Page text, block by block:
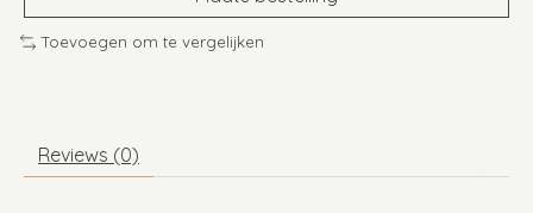
Toevoegen om te vergelijken
Reviews (0)